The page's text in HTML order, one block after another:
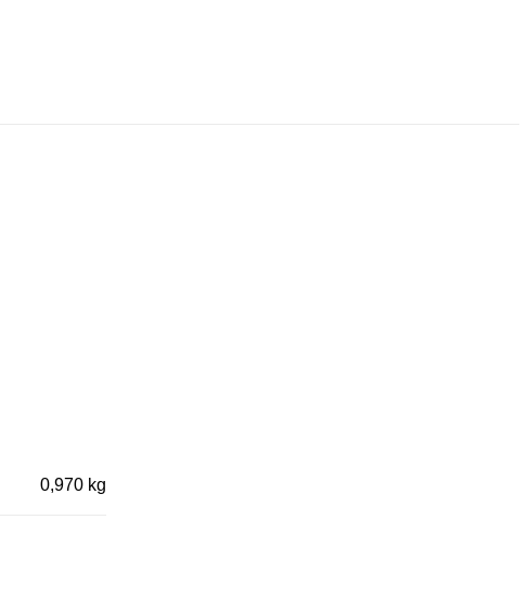
0,970 kg